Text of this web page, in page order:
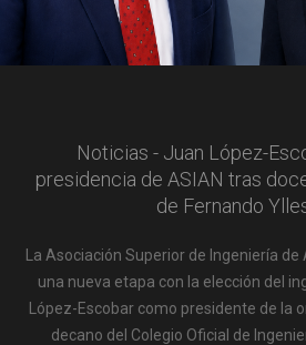
Noticias - Juan López-
presidencia de ASIAN tras
de Fernando
La Asociación Superior de Ingeniería
una nueva etapa con la elección del
López-Escobar como presidente de la
decano del Colegio Oficial de